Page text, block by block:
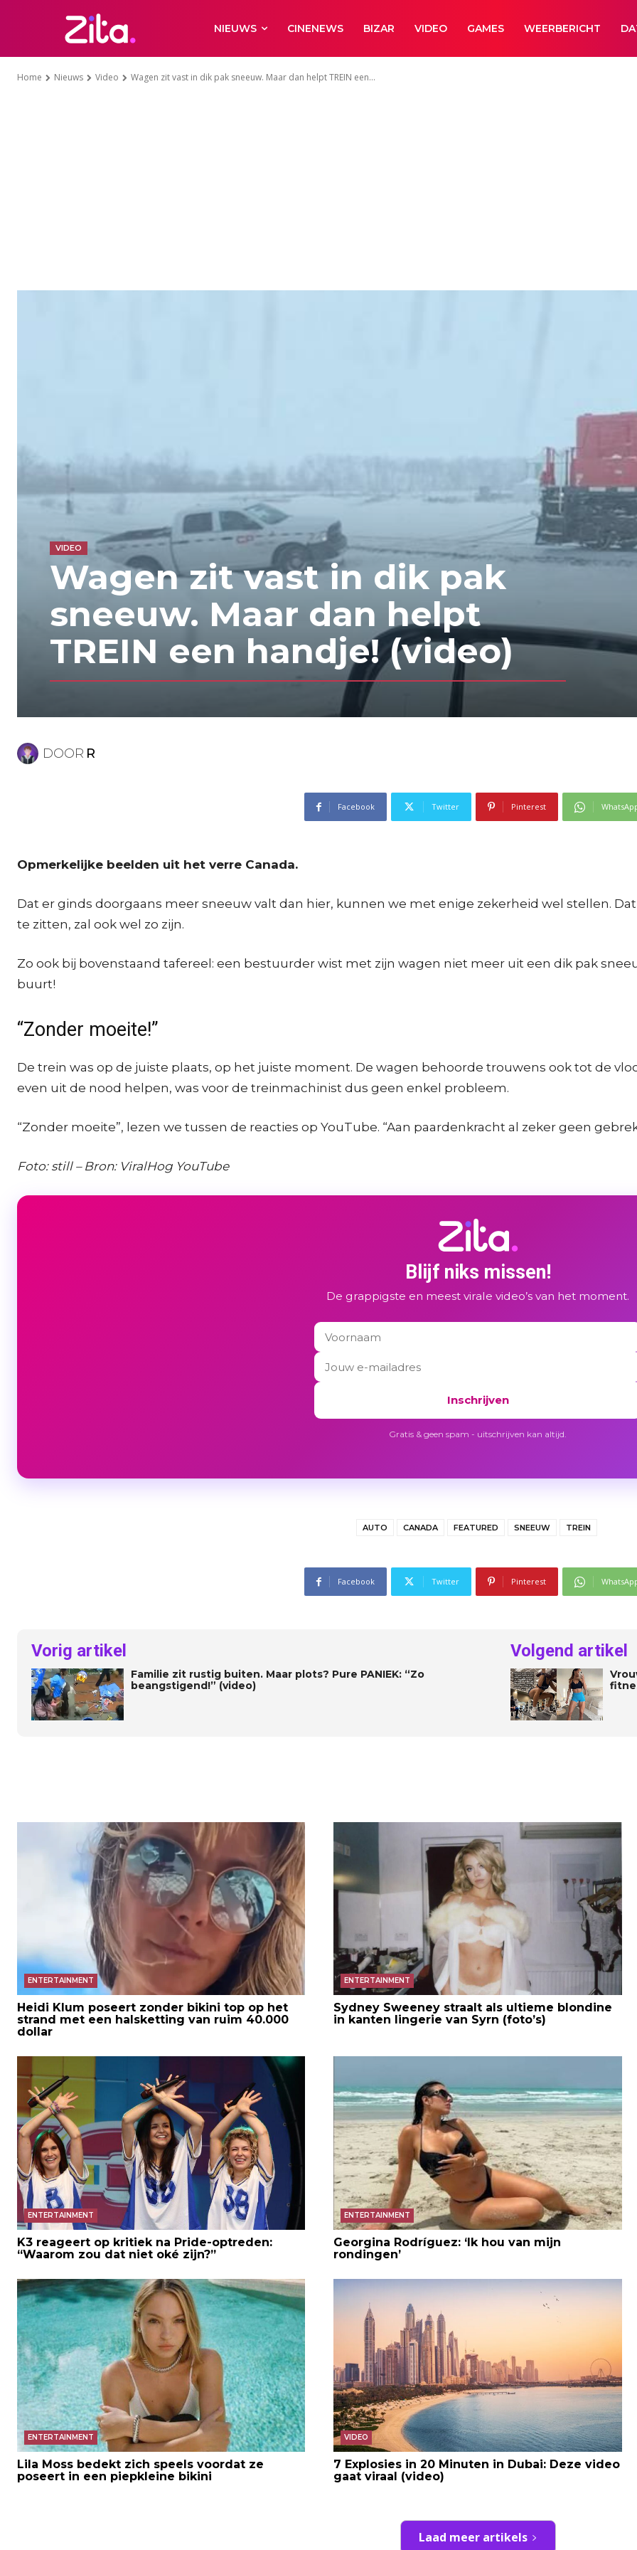
NIEUWS CINENEWS BIZAR VIDEO GAMES WEERBERICHT
Home Nieuws Video Wagen zit vast in dik pak sneeuw. Maar dan helpt TREIN een...
VIDEO
Wagen zit vast in dik pak
sneeuw. Maar dan helpt
TREIN een handje! (video)
DOOR R
Facebook Twitter Pinterest
Opmerkelijke beelden uit het verre Canada.
Dat er ginds doorgaans meer sneeuw valt dan hier, kunnen we met enige zekerheid wel stellen.
te zitten, zal ook wel zo zijn.
Zo ook bij bovenstaand tafereel: een bestuurder wist met zijn wagen niet meer uit een dik pak
buurt!
“Zonder moeite!”
De trein was op de juiste plaats, op het juiste moment. De wagen behoorde trouwens ook tot de
even uit de nood helpen, was voor de treinmachinist dus geen enkel probleem.
“Zonder moeite”, lezen we tussen de reacties op YouTube. “Aan paardenkracht al zeker geen
Foto: still – Bron: ViralHog YouTube
Blijf niks missen!
De grappigste en meest virale video’s van het moment.
Inschrijven
Gratis & geen spam - uitschrijven kan altijd.
AUTO CANADA FEATURED SNEEUW TREIN
Facebook Twitter Pinterest
Vorig artikel
Familie zit rustig buiten. Maar plots? Pure PANIEK: “Zo
beangstigend!” (video)
Volgend artikel
ENTERTAINMENT
Heidi Klum poseert zonder bikini top op het
strand met een halsketting van ruim 40.000
dollar
ENTERTAINMENT
Sydney Sweeney straalt als ultieme blondine
in kanten lingerie van Syrn (foto’s)
ENTERTAINMENT
K3 reageert op kritiek na Pride-optreden:
“Waarom zou dat niet oké zijn?”
ENTERTAINMENT
Georgina Rodríguez: ‘Ik hou van mijn
rondingen’
ENTERTAINMENT
Lila Moss bedekt zich speels voordat ze
poseert in een piepkleine bikini
VIDEO
7 Explosies in 20 Minuten in Dubai: Deze video
gaat viraal (video)
Laad meer artikels